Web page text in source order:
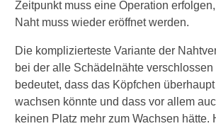
Zeitpunkt muss eine Operation
Naht muss wieder eröffnet werden.
Die komplizierteste Variante der
bei der alle Schädelnähte
bedeutet, dass das Köpfchen
wachsen könnte und dass vor allem
keinen Platz mehr zum Wachsen hätte.
Zahnpflege
Kur
Kind im Krankenhaus
Weitere wichtige Fragen